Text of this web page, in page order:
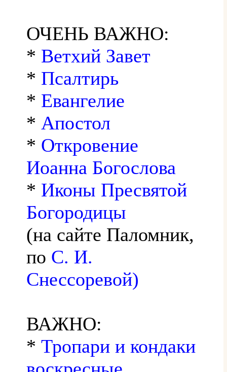
ОЧЕНЬ ВАЖНО:
* Ветхий Завет
* Псалтирь
* Евангелие
* Апостол
* Откровение
Иоанна Богослова
* Иконы Пресвятой
Богородицы
(на сайте Паломник,
по С. И.
Снессоревой)
ВАЖНО:
* Тропари и кондаки